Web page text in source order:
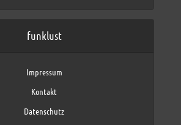
funklust
Impressum
Kontakt
Datenschutz